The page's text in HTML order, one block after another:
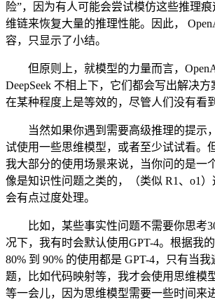
险”，因为有人可能会尝试模仿这些推理
维链来恢复大量的推理性能。因此，
容，只显示了小结。
但原则上，就模型的力量而言，
DeepSeek 不相上下，它们都会写出解决
在某种程度上是等效的，尽管人们没有看
当然如果你遇到需要高级推理的提示
试使用一些思维模型，或者至少试试看。
我大部分的使用场景来说，当你问的是一
像是知识性问题之类的，（类似 R1、o1
会有点过度处理。
比如，某些事实性问题不需要你思考
况下，我有时会默认使用GPT-4。根据我
80% 到 90% 的使用都是 GPT-4，只有当
题，比如代码映射等，我才会使用思维模
等一会儿，因为思维模型需要一些时间来